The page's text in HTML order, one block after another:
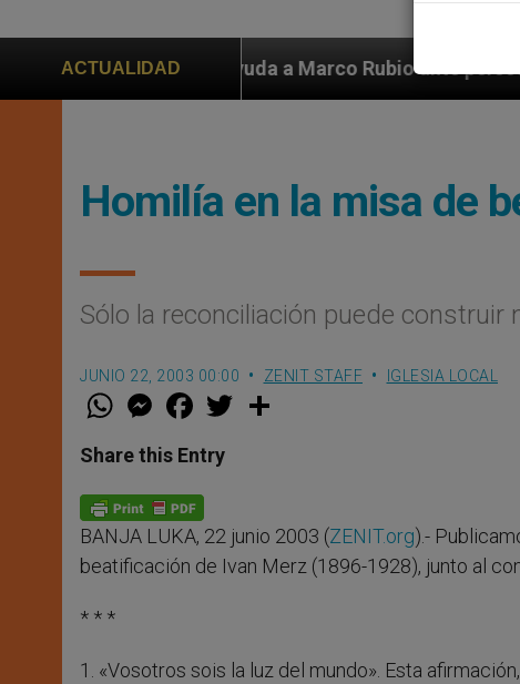
ACTUALIDAD
ayuda a Marco Rubio ante persecución de colonos
Homilía en la misa de
Sólo la reconciliación puede construir
JUNIO 22, 2003 00:00 ZENIT STAFF IGLESIA LOCAL
W
t
s
p
p
M
e
s
e
g
e
r
F
a
e
b
o
k
w
Share this Entry
BANJA LUKA, 22 junio 2003 (ZENIT.org).-
beatificación de Ivan Merz (1896-1928), junto al
* * *
1. «Vosotros sois la luz del mundo». Esta